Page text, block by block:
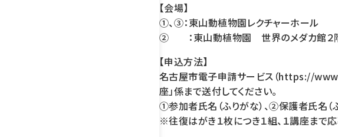
【会場】
①、③：東山動植物園レクチャーホール
② ：東山動植物園 世界のメダカ館２
【申込方法】
名古屋市電子申請サービス（https://
座」係まで送付してください。
①参加者氏名（ふりがな）、②保護者氏名
※往復はがき１枚につき１組、１講座まで応